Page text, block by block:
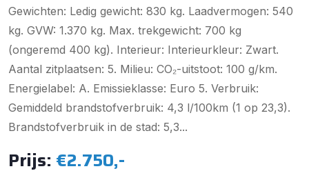
Gewichten: Ledig gewicht: 830 kg. Laadvermogen: 540
kg. GVW: 1.370 kg. Max. trekgewicht: 700 kg
(ongeremd 400 kg). Interieur: Interieurkleur: Zwart.
Aantal zitplaatsen: 5. Milieu: CO₂-uitstoot: 100 g/km.
Energielabel: A. Emissieklasse: Euro 5. Verbruik:
Gemiddeld brandstofverbruik: 4,3 l/100km (1 op 23,3).
Brandstofverbruik in de stad: 5,3...
Prijs: €2.750,-